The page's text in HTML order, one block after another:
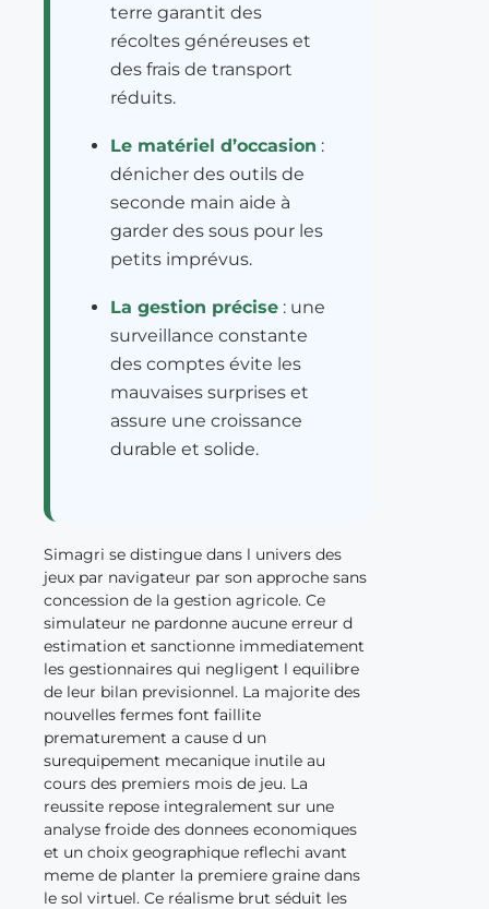
terre garantit des
récoltes généreuses et
des frais de transport
réduits.
Le matériel d’occasion :
dénicher des outils de
seconde main aide à
garder des sous pour les
petits imprévus.
La gestion précise : une
surveillance constante
des comptes évite les
mauvaises surprises et
assure une croissance
durable et solide.
Simagri se distingue dans l univers des
jeux par navigateur par son approche sans
concession de la gestion agricole. Ce
simulateur ne pardonne aucune erreur d
estimation et sanctionne immediatement
les gestionnaires qui negligent l equilibre
de leur bilan previsionnel. La majorite des
nouvelles fermes font faillite
prematurement a cause d un
surequipement mecanique inutile au
cours des premiers mois de jeu. La
reussite repose integralement sur une
analyse froide des donnees economiques
et un choix geographique reflechi avant
meme de planter la premiere graine dans
le sol virtuel. Ce réalisme brut séduit les